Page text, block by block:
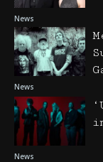
News
News
News